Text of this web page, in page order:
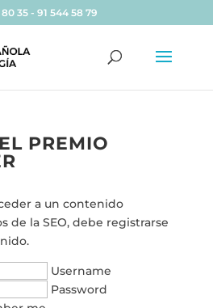
35 - 91 544 58 79
PREMIO
a un contenido
de la SEO, debe registrarse
Username
Password